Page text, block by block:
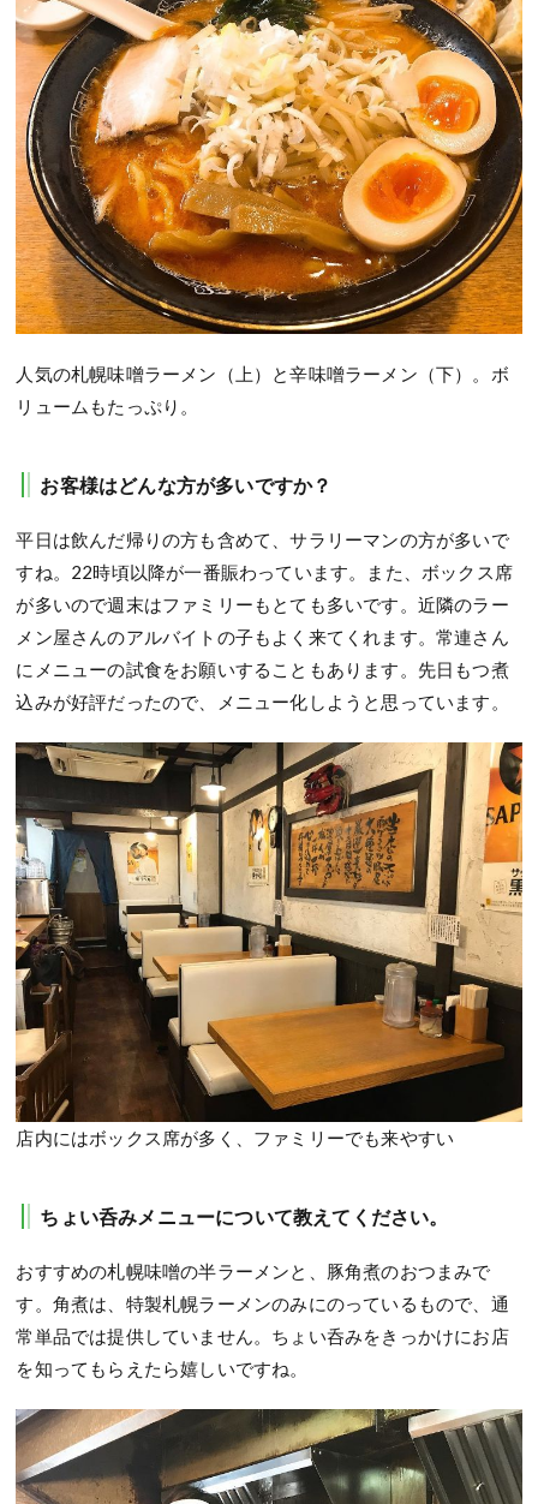
人気の札幌味噌ラーメン（上）と辛味噌ラーメン（下）。ボ
リュームもたっぷり。
お客様はどんな方が多いですか？
平日は飲んだ帰りの方も含めて、サラリーマンの方が多いで
すね。22時頃以降が一番賑わっています。また、ボックス席
が多いので週末はファミリーもとても多いです。近隣のラー
メン屋さんのアルバイトの子もよく来てくれます。常連さん
にメニューの試食をお願いすることもあります。先日もつ煮
込みが好評だったので、メニュー化しようと思っています。
店内にはボックス席が多く、ファミリーでも来やすい
ちょい呑みメニューについて教えてください。
おすすめの札幌味噌の半ラーメンと、豚角煮のおつまみで
す。角煮は、特製札幌ラーメンのみにのっているもので、通
常単品では提供していません。ちょい呑みをきっかけにお店
を知ってもらえたら嬉しいですね。